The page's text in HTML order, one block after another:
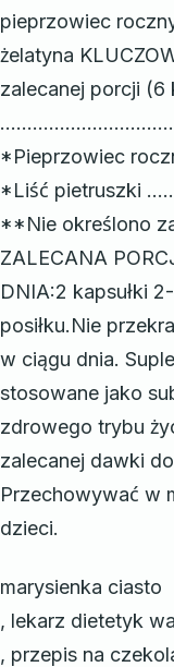
pieprzowiec
żelatyna
zalecanej porcji (6
*Pieprzowiec
*Liść pietruszki
**Nie określono
ZALECANA
DNIA:2 kapsułki
posiłku.Nie
w ciągu dnia.
stosowane jako
zdrowego trybu
zalecanej dawki
Przechowywać w
dzieci.
marysienka ciasto
, lekarz dietetyk
, przepis na